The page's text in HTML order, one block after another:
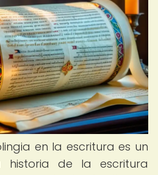
en la escritura es un
de la escritura